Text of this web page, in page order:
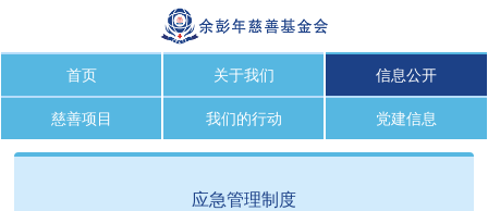
首页 关于我们 信息公开
慈善项目 我们的行动 党建信息
应急管理制度